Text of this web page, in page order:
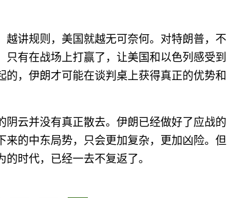
讲规则，美国就越无可奈何。对特朗普，不
有在战场上打赢了，让美国和以色列感受到
，伊朗才可能在谈判桌上获得真正的优势和
云并没有真正散去。伊朗已经做好了应战的
的中东局势，只会更加复杂，更加凶险。但
时代，已经一去不复返了。